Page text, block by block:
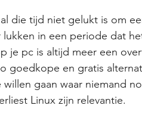
die tijd niet gelukt is om
in een periode dat
je pc is altijd meer een
goedkope en gratis
gaan waar niemand
Linux zijn relevantie.